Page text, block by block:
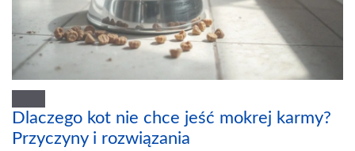
Dlaczego kot nie chce jeść mokrej karmy?
Przyczyny i rozwiązania